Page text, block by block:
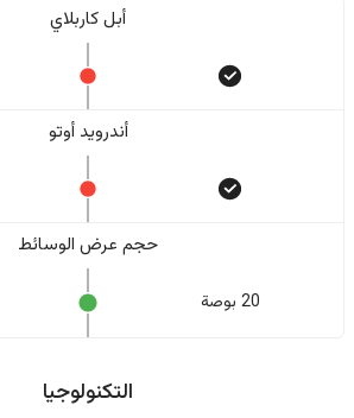
أبل كاربلاي
أندرويد أوتو
حجم عرض الوسائط
20 بوصة
التكنولوجيا